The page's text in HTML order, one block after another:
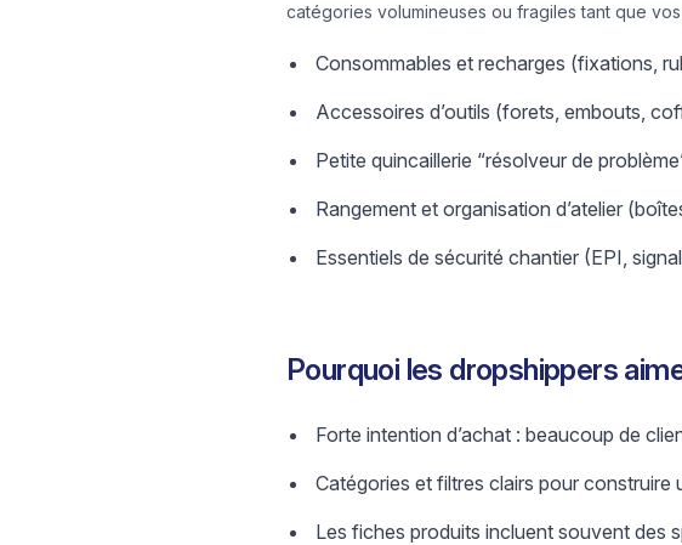
catégories volumineuses ou fragiles tant que
Consommables et recharges (fixations,
Accessoires d’outils (forets, embouts,
Petite quincaillerie “résolveur de
Rangement et organisation d’atelier
Essentiels de sécurité chantier (EPI,
Pourquoi les dropshippers
Forte intention d’achat : beaucoup de
Catégories et filtres clairs pour construire
Les fiches produits incluent souvent des